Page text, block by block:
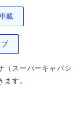
載
（スーパーキャパシ
す。